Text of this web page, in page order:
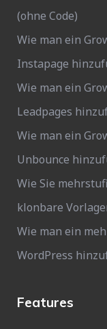
(ohne Code)
Wie man ein
Instapage
Wie man ein
Leadpages
Wie man ein
Unbounce
Wie Sie
klonbare
Wie man ein
WordPress
Features